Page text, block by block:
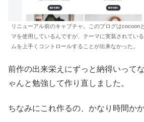
リニューアル前のキャプチャ。このブログはcocoon
マを使用しているんですが、テーマに実装されてい
ムを上手くコントロールすることが出来なかった。
前作の出来栄えにずっと納得いって
ゃんと勉強して作り直しました。
ちなみにこれ作るの、かなり時間か